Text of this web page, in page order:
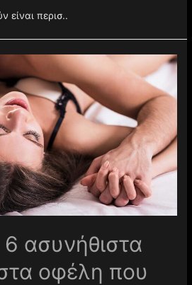
είναι περισ..
ασυνήθιστα
οφέλη που